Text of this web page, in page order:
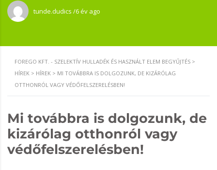
tunde.dudics 6 év ago
FOREGO KFT. - SZELEKTÍV HULLADÉK ÉS HASZNÁLT ELEM BEGYŰJTÉS >
HÍREK > HÍREK > MI TOVÁBBRA IS DOLGOZUNK, DE KIZÁRÓLAG
OTTHONRÓL VAGY VÉDŐFELSZERELÉSBEN!
Mi továbbra is dolgozunk, de
kizárólag otthonról vagy
védőfelszerelésben!